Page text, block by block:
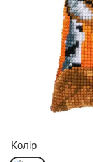
Колір